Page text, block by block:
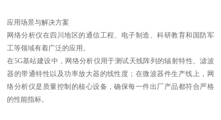
应用场景与解决方案
网络分析仪在四川地区的通信工程、电子制造、科研教育和国防军
工等领域有着广泛的应用。
在5G基站建设中，网络分析仪用于测试天线阵列的辐射特性、滤波
器的带通特性以及功率放大器的线性度；在微波器件生产线上，网
络分析仪是质量控制的核心设备，确保每一件出厂产品都符合严格
的性能指标。